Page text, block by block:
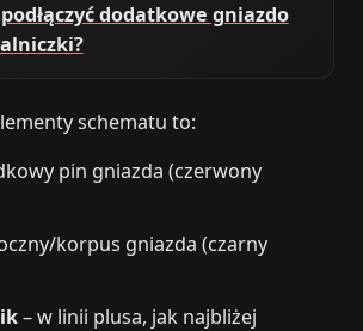
dodatkowe gniazdo
schematu to:
pin gniazda (czerwony
korpus gniazda (czarny
– w linii plusa, jak najbliżej